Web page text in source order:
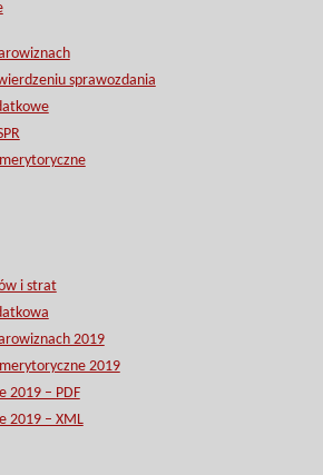
sprawozdania
i strat
2019
2019
2019 – PDF
2019 – XML